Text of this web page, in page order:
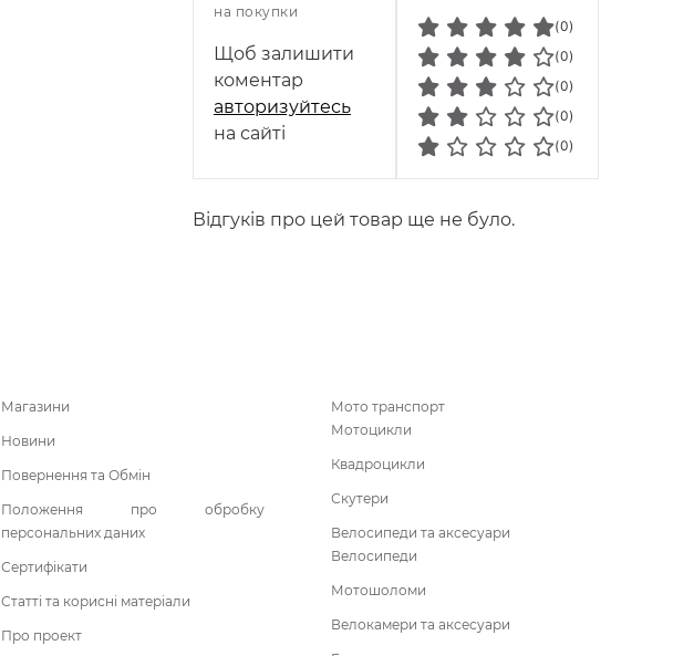
на покупки
Щоб залишити
коментар
авторизуйтесь
на сайті
(0)
(0)
(0)
(0)
(0)
Відгуків про цей товар ще не було.
Магазини
Новини
Повернення та Обмін
Положення про обробку
персональних даних
Сертифікати
Статті та корисні матеріали
Про проект
Мото транспорт
Мотоцикли
Квадроцикли
Скутери
Велосипеди та аксесуари
Велосипеди
Мотошоломи
Велокамери та аксесуари